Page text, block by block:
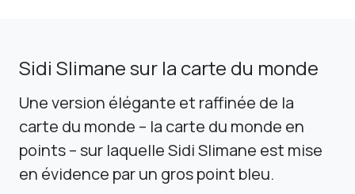
Sidi Slimane sur la carte du monde
Une version élégante et raffinée de la
carte du monde – la carte du monde en
points – sur laquelle Sidi Slimane est mise
en évidence par un gros point bleu.